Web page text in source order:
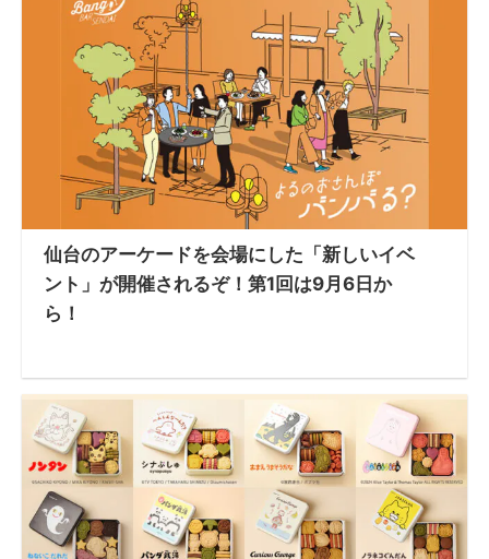
仙台のアーケードを会場にした「新しいイベ
ント」が開催されるぞ！第1回は9月6日か
ら！